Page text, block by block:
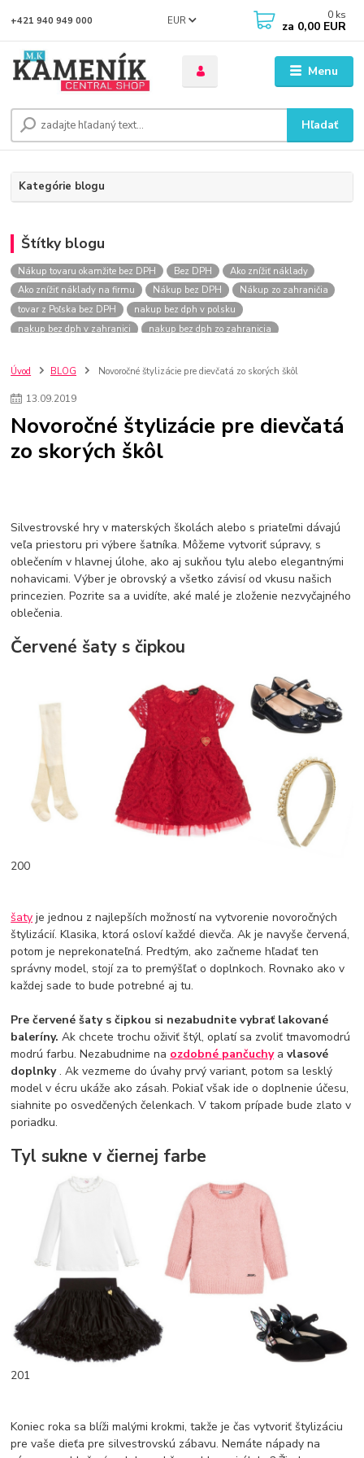
Menu
EUR
Hľadať
+421 940 949 000 0 ks
za 0,00 EUR
Kategórie blogu
Štítky blogu
Nákup tovaru okamžite bez DPH Bez DPH
Ako znížiť náklady
Ako znížiť náklady na firmu
Nákup bez DPH
Nákup zo zahraničia
tovar z Poľska bez DPH
nakup bez dph v polsku
nakup bez dph v zahranici
nakup bez dph zo zahranicia
szco nakup bez dph
Smart hodinky pre deti
Plyšový macovia
Lego Star Wars
Darčeky na Vianoce 2019
Vianočný darček pre dievča do 20€
Skladačky pre deti
L.O.L. Surprise zvieratká
L.O.L. Surprise hračky
L.O.L. Surprise domčeky
L.O.L. Surprise postavičky
L.O.L. Surprise zberateľské figúrky
L.O.L. OMG L.O.L. OMG Bábiky
Úvod BLOG Novoročné štylizácie pre dievčatá zo skorých škôl
13.09.2019
Novoročné štylizácie pre dievčatá
zo skorých škôl
Silvestrovské hry v materských školách alebo s priateľmi dávajú
veľa priestoru pri výbere šatníka. Môžeme vytvoriť súpravy, s
oblečením v hlavnej úlohe, ako aj sukňou tylu alebo elegantnými
nohavicami. Výber je obrovský a všetko závisí od vkusu našich
princezien. Pozrite sa a uvidíte, aké malé je zloženie nezvyčajného
oblečenia.
Červené šaty s čipkou
200
šaty je jednou z najlepších možností na vytvorenie novoročných
štylizácií. Klasika, ktorá osloví každé dievča. Ak je navyše červená,
potom je neprekonateľná. Predtým, ako začneme hľadať ten
správny model, stojí za to premýšľať o doplnkoch. Rovnako ako v
každej sade to bude potrebné aj tu.
Pre červené šaty s čipkou si nezabudnite vybrať lakované
baleríny.Ak chcete trochu oživiť štýl, oplatí sa zvoliť tmavomodrú
modrú farbu. Nezabudnime na ozdobné pančuchyavlasové
doplnky. Ak vezmeme do úvahy prvý variant, potom sa lesklý
model v écru ukáže ako zásah. Pokiaľ však ide o doplnenie účesu,
siahnite po osvedčených čelenkach. V takom prípade bude zlato v
poriadku.
Tyl sukne v čiernej farbe
201
Koniec roka sa blíži malými krokmi, takže je čas vytvoriť štylizáciu
pre vaše dieťa pre silvestrovskú zábavu. Nemáte nápady na